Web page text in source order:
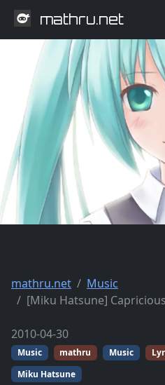
mathru.net
mathru.net
Music
[Miku Hatsune]
2010-04-30
Music mathru Music
Miku Hatsune